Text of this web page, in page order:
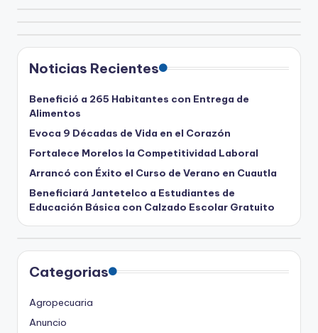
Noticias Recientes
Benefició a 265 Habitantes con Entrega de
Alimentos
Evoca 9 Décadas de Vida en el Corazón
Fortalece Morelos la Competitividad Laboral
Arrancó con Éxito el Curso de Verano en Cuautla
Beneficiará Jantetelco a Estudiantes de
Educación Básica con Calzado Escolar Gratuito
Categorias
Agropecuaria
Anuncio